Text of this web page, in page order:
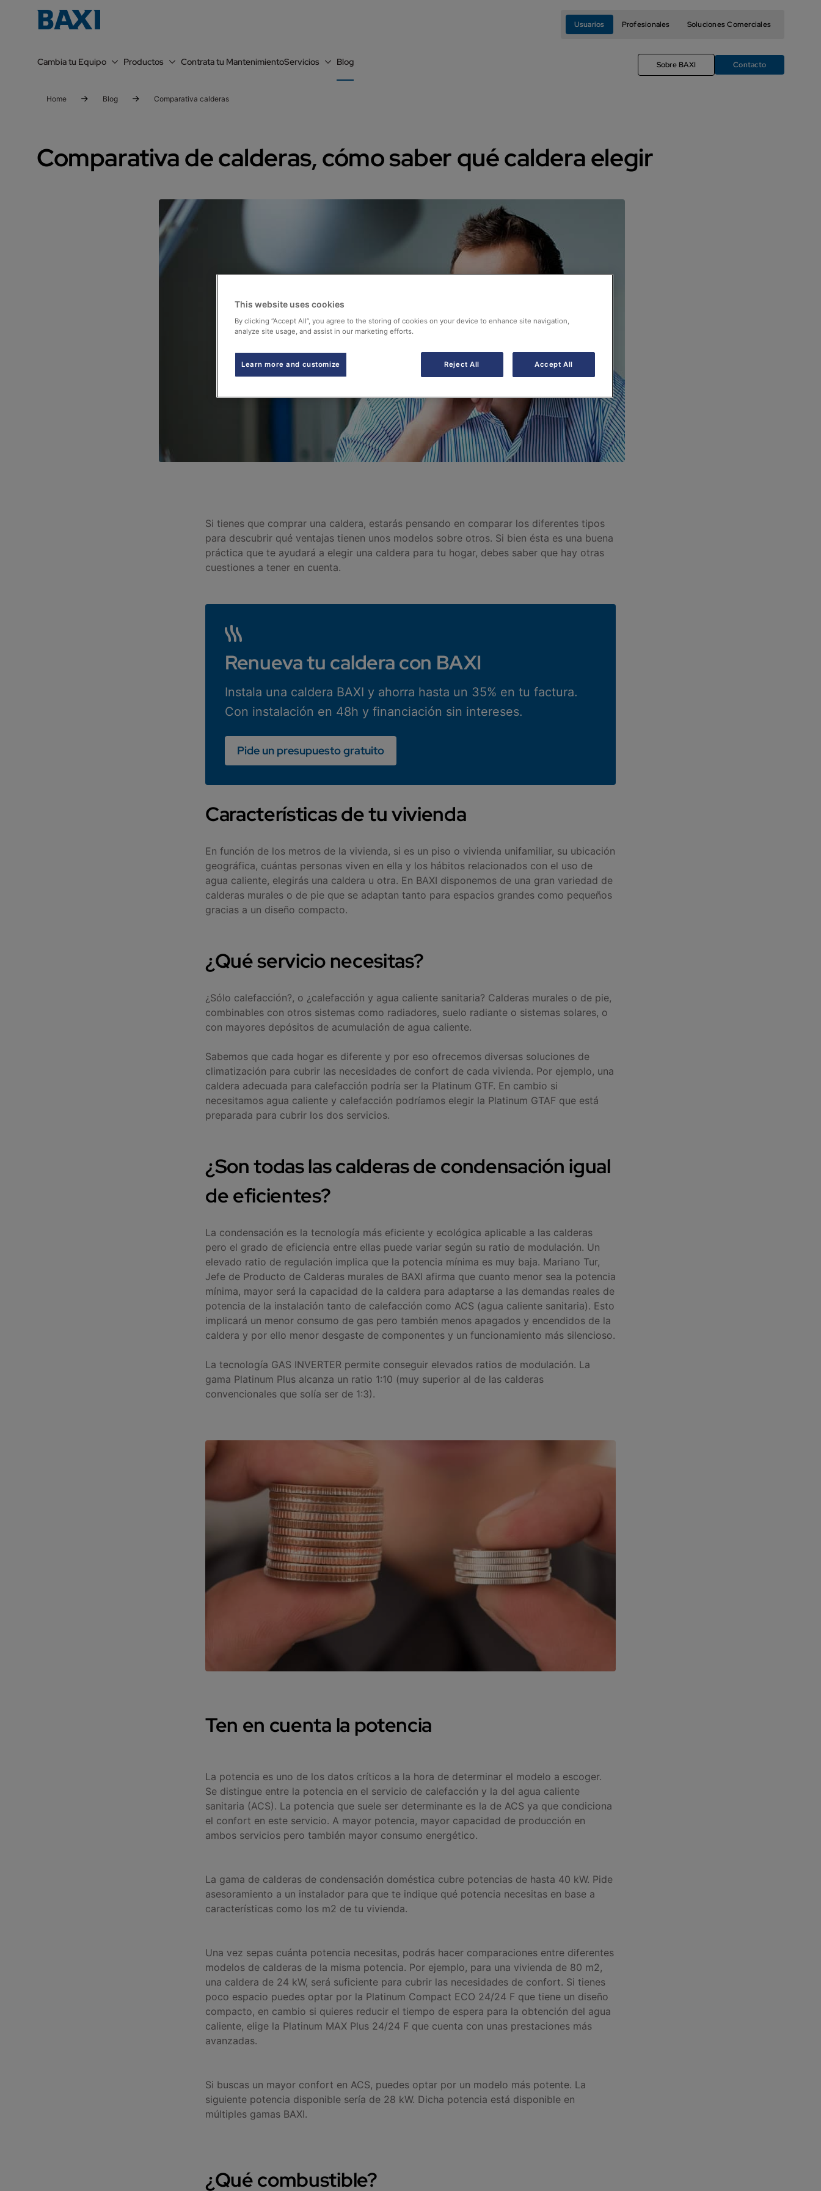
Usuarios Profesionales Soluciones Comerciales
Cambia tu Equipo Productos Contrata tu MantenimientoServicios Blog Sobre BAXI Contacto
Home Blog Comparativa calderas
Comparativa de calderas, cómo saber qué caldera elegir
Si tienes que comprar una caldera, estarás pensando en comparar los diferentes tipos
para descubrir qué ventajas tienen unos modelos sobre otros. Si bien ésta es una buena
práctica que te ayudará a elegir una caldera para tu hogar, debes saber que hay otras
cuestiones a tener en cuenta.
Renueva tu caldera con BAXI
Instala una caldera BAXI y ahorra hasta un 35% en tu factura.
Con instalación en 48h y financiación sin intereses.
Pide un presupuesto gratuito
Características de tu vivienda
En función de los metros de la vivienda, si es un piso o vivienda unifamiliar, su ubicación
geográfica, cuántas personas viven en ella y los hábitos relacionados con el uso de
agua caliente, elegirás una caldera u otra. En BAXI disponemos de una gran variedad de
calderas murales o de pie que se adaptan tanto para espacios grandes como pequeños
gracias a un diseño compacto.
¿Qué servicio necesitas?
¿Sólo calefacción?, o ¿calefacción y agua caliente sanitaria? Calderas murales o de pie,
combinables con otros sistemas como radiadores, suelo radiante o sistemas solares, o
con mayores depósitos de acumulación de agua caliente.
Sabemos que cada hogar es diferente y por eso ofrecemos diversas soluciones de
climatización para cubrir las necesidades de confort de cada vivienda. Por ejemplo, una
caldera adecuada para calefacción podría ser la Platinum GTF. En cambio si
necesitamos agua caliente y calefacción podríamos elegir la Platinum GTAF que está
preparada para cubrir los dos servicios.
¿Son todas las calderas de condensación igual
de eficientes?
La condensación es la tecnología más eficiente y ecológica aplicable a las calderas
pero el grado de eficiencia entre ellas puede variar según su ratio de modulación. Un
elevado ratio de regulación implica que la potencia mínima es muy baja. Mariano Tur,
Jefe de Producto de Calderas murales de BAXI afirma que cuanto menor sea la potencia
mínima, mayor será la capacidad de la caldera para adaptarse a las demandas reales de
potencia de la instalación tanto de calefacción como ACS (agua caliente sanitaria). Esto
implicará un menor consumo de gas pero también menos apagados y encendidos de la
caldera y por ello menor desgaste de componentes y un funcionamiento más silencioso.
La tecnología GAS INVERTER permite conseguir elevados ratios de modulación. La
gama Platinum Plus alcanza un ratio 1:10 (muy superior al de las calderas
convencionales que solía ser de 1:3).
Ten en cuenta la potencia
La potencia es uno de los datos críticos a la hora de determinar el modelo a escoger.
Se distingue entre la potencia en el servicio de calefacción y la del agua caliente
sanitaria (ACS). La potencia que suele ser determinante es la de ACS ya que condiciona
el confort en este servicio. A mayor potencia, mayor capacidad de producción en
ambos servicios pero también mayor consumo energético.
La gama de calderas de condensación doméstica cubre potencias de hasta 40 kW. Pide
asesoramiento a un instalador para que te indique qué potencia necesitas en base a
características como los m2 de tu vivienda.
Una vez sepas cuánta potencia necesitas, podrás hacer comparaciones entre diferentes
modelos de calderas de la misma potencia. Por ejemplo, para una vivienda de 80 m2,
una caldera de 24 kW, será suficiente para cubrir las necesidades de confort. Si tienes
poco espacio puedes optar por la Platinum Compact ECO 24/24 F que tiene un diseño
compacto, en cambio si quieres reducir el tiempo de espera para la obtención del agua
caliente, elige la Platinum MAX Plus 24/24 F que cuenta con unas prestaciones más
avanzadas.
Si buscas un mayor confort en ACS, puedes optar por un modelo más potente. La
siguiente potencia disponible sería de 28 kW. Dicha potencia está disponible en
múltiples gamas BAXI.
¿Qué combustible?
This website uses cookies
By clicking “Accept All”, you agree to the storing of cookies on your device to enhance site navigation,
analyze site usage, and assist in our marketing efforts.
Learn more and customize Reject All Accept All